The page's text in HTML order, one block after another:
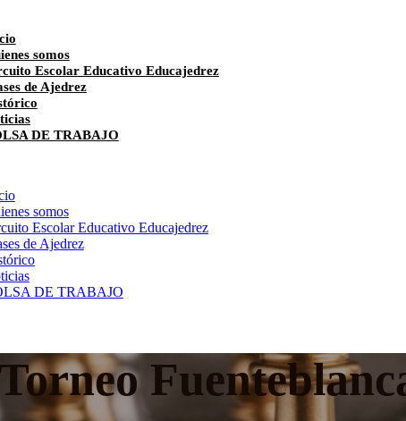
somos
Escolar Educativo Educajedrez
de Ajedrez
DE TRABAJO
somos
Escolar Educativo Educajedrez
de Ajedrez
DE TRABAJO